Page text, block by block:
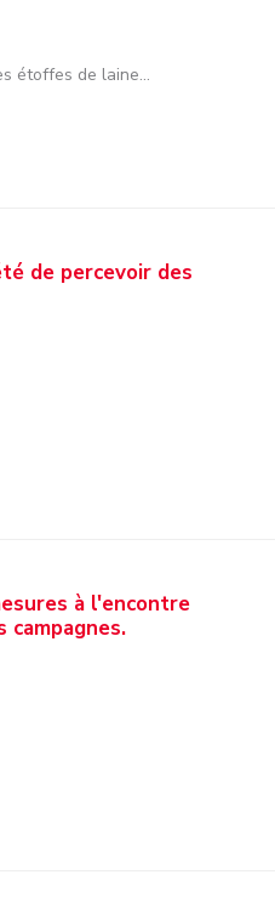
étoffes de laine...
de percevoir des
à l'encontre